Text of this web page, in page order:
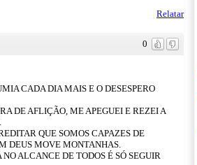
Relatar
0
CADA DIA MAIS E O DESESPERO
DE AFLIÇÃO, ME APEGUEI E REZEI A
QUE SOMOS CAPAZES DE
DEUS MOVE MONTANHAS.
ALCANCE DE TODOS É SÓ SEGUIR